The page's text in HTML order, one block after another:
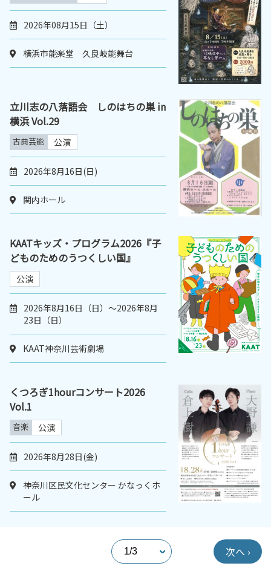
2026年08月15日（土）
横浜市能楽堂 久良岐能舞台
立川志の八落語会 しのはちの巣 in
横浜 Vol.29
古典芸能 公演
2026年8月16日(日)
関内ホール
KAATキッズ・プログラム2026『子
どものためのうつくしい国』
公演
2026年8月16日（日）～2026年8月
23日（日）
KAAT神奈川芸術劇場
くつろぎ1hourコンサート2026
Vol.1
音楽 公演
2026年8月28日(金)
神奈川区民文化センター かなっくホ
ール
次へ ›